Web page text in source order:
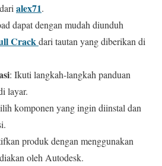
alex71.
dapat dengan mudah diunduh
Crackdari tautan yang diberikan di
: Ikuti langkah-langkah panduan
layar.
komponen yang ingin diinstal dan
produk dengan menggunakan
oleh Autodesk.